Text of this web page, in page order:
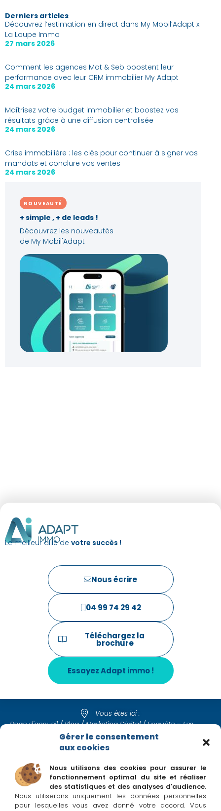
Gérer le consentement
aux cookies
Nous utilisons des cookies pour assurer le
fonctionnement optimal du site et réaliser
des statistiques et des analyses d'audience.
Nous utiliserons uniquement les données personnelles
pour lesquelles vous avez donné votre accord. Vous
Derniers articles
Découvrez l’estimation en direct dans My Mobil’Adapt x
La Loupe Immo
27 mars 2026
Comment les agences Mat & Seb boostent leur
performance avec leur CRM immobilier My Adapt
24 mars 2026
Maîtrisez votre budget immobilier et boostez vos
résultats grâce à une diffusion centralisée
24 mars 2026
Crise immobilière : les clés pour continuer à signer vos
mandats et conclure vos ventes
24 mars 2026
NOUVEAUTÉ
+ simple , + de leads !
Découvrez les nouveautés
de My Mobil'Adapt
Le meilleur allié de votre succès !
Nous écrire
04 99 74 29 42
Téléchargez la
brochure
Essayez Adapt immo !
Vous êtes ici :
Page d'accueil/Blog/Marketing Digital/Enquête – Les
Pratiques digitales des acquéreurs dans le secteur
Suivez Adapt immo sur les réseaux